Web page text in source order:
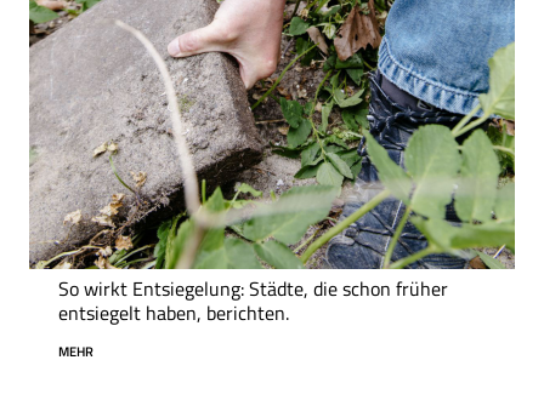
So wirkt Entsiegelung: Städte, die schon früher
entsiegelt haben, berichten.
MEHR